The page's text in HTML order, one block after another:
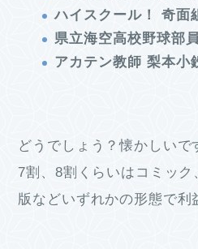
ハイスクール！ 奇面
県立海空高校野球部
アカテン教師 梨本小
どうでしょう？懐かしいで
7割、8割くらいはコミッ
版などいずれかの形態で利